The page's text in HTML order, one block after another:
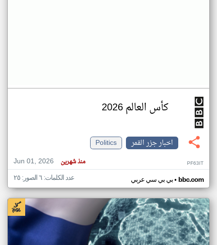
كأس العالم 2026
اخبار جزر القمر
Politics
Jun 01, 2026
منذ شهرين PF63IT
بي بي سي عربي• bbc.com عدد الكلمات: ٦ الصور: ٢٥